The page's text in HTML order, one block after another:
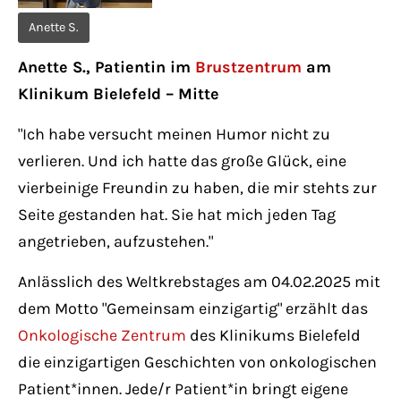
Have any questions?
+44 1234 567 890
Drop us a line
info@yourdomain.com
About us
Lorem ipsum dolor sit amet, consectetuer
adipiscing elit.
Aenean commodo ligula eget dolor. Aenean
massa. Cum sociis natoque penatibus et
magnis dis parturient montes, nascetur
ridiculus mus. Donec quam felis, ultricies
nec.
Anette S.
Anette S., Patientin im Brustzentrum am
Klinikum Bielefeld – Mitte
"Ich habe versucht meinen Humor nicht zu
verlieren. Und ich hatte das große Glück, eine
vierbeinige Freundin zu haben, die mir stehts zur
Seite gestanden hat. Sie hat mich jeden Tag
angetrieben, aufzustehen."
Anlässlich des Weltkrebstages am 04.02.2025 mit
dem Motto "Gemeinsam einzigartig" erzählt das
Onkologische Zentrum des Klinikums Bielefeld
die einzigartigen Geschichten von onkologischen
Patient*innen. Jede/r Patient*in bringt eigene